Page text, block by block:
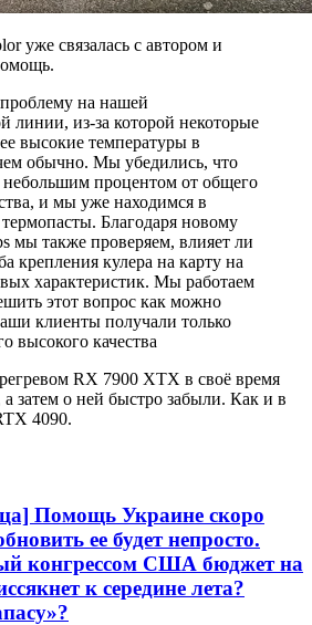
уже связалась с автором и
на нашей
линии, из-за которой некоторые
высокие температуры в
обычно. Мы убедились, что
небольшим процентом от общего
и мы уже находимся в
Благодаря новому
мы также проверяем, влияет ли
крепления кулера на карту на
характеристик. Мы работаем
этот вопрос как можно
клиенты получали только
высокого качества
RX 7900 XTX в своё время
затем о ней быстро забыли. Как и в
4090.
Помощь Украине скоро
ее будет непросто.
конгрессом США бюджет на
к середине лета?